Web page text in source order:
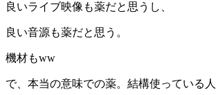
良いライブ映像も薬だと思うし、
良い音源も薬だと思う。
機材もww
で、本当の意味での薬。結構使っている